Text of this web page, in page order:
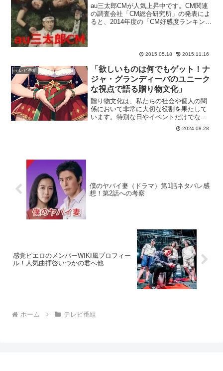
au三太郎CMが人気上昇中です。CM関連
の調査会社「CM総合研究所」の発表によ
ると、2014年度の「CM好感度ランキン
2015.05.18 2015.11.16
テレビ番組
「欲しいものは何でもゲット！ナ
ジャ・グランディーバのユニーク
な視点で語る贈り物文化」
贈り物文化は、私たちの社会や個人の関
係において非常に大切な役割を果たして
います。特別な日やイベントだけでな
く、日常生活の中でも贈り物は愛情や感
謝を表現する手段として使われていま
2024.08.28
僕のヤバイ妻（ドラマ）第1話ネタバレ感
想！第2話への考察
感覚ピエロのメンバーWIKI風プロフィー
ル！人気曲拝啓いつかの君へ他
ホーム テレビ番組